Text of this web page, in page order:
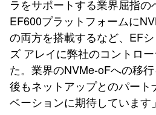
ラをサポートする業界屈指
EF600プラットフォームに
の両方を搭載するなど、EF
ズ アレイに弊社のコントロ
た。業界のNVMe-oFへの移
後もネットアップとのパート
ベーションに期待しています」